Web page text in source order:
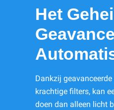
Het
Dankzij
krachtige filters, kan
doen dan alleen licht